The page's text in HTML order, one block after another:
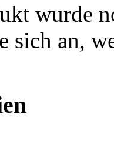
wurde
sich an,